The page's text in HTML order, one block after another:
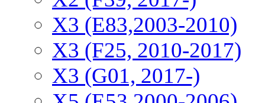
X3 (E83,2003-2010)
X3 (F25, 2010-2017)
X3 (G01, 2017-)